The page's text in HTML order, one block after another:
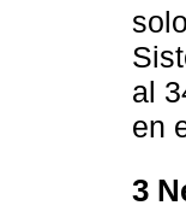
al
en
3